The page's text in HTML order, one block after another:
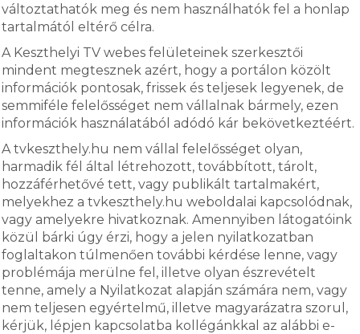
változtathatók meg és nem használhatók fel a honlap
tartalmától eltérő célra.
A Keszthelyi TV webes felületeinek szerkesztői
mindent megtesznek azért, hogy a portálon közölt
információk pontosak, frissek és teljesek legyenek, de
semmiféle felelősséget nem vállalnak bármely, ezen
információk használatából adódó kár bekövetkeztéért.
A tvkeszthely.hu nem vállal felelősséget olyan,
harmadik fél által létrehozott, továbbított, tárolt,
hozzáférhetővé tett, vagy publikált tartalmakért,
melyekhez a tvkeszthely.hu weboldalai kapcsolódnak,
vagy amelyekre hivatkoznak. Amennyiben látogatóink
közül bárki úgy érzi, hogy a jelen nyilatkozatban
foglaltakon túlmenően további kérdése lenne, vagy
problémája merülne fel, illetve olyan észrevételt
tenne, amely a Nyilatkozat alapján számára nem, vagy
nem teljesen egyértelmű, illetve magyarázatra szorul,
kérjük, lépjen kapcsolatba kollégánkkal az alábbi e-